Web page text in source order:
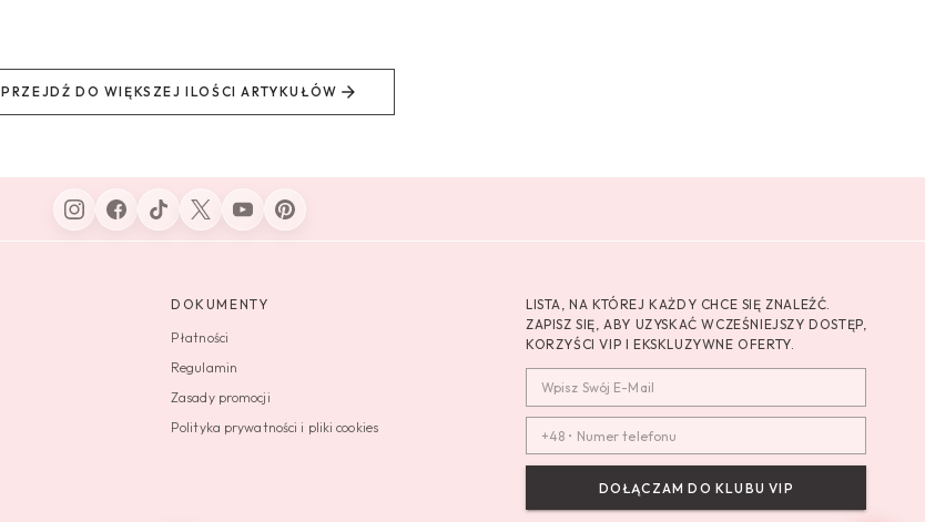
PRZEJDŹ DO WIĘKSZEJ ILOŚCI ARTYKUŁÓW
DOKUMENTY
Płatności
Regulamin
Zasady promocji
Polityka prywatności i pliki cookies
LISTA, NA KTÓREJ KAŻDY CHCE SIĘ ZNALEŹĆ.
ZAPISZ SIĘ, ABY UZYSKAĆ WCZEŚNIEJSZY DOSTĘP,
KORZYŚCI VIP I EKSKLUZYWNE OFERTY.
DOŁĄCZAM DO KLUBU VIP